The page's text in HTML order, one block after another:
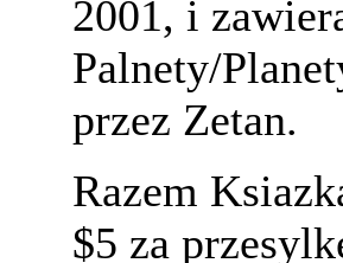
2001, i
Palnety/
przez Zetan.
Razem
$5 za